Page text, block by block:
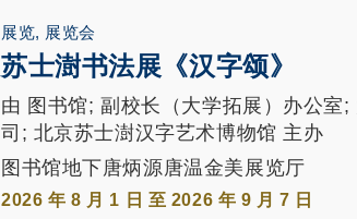
展览, 展览会
苏士澍书法展《汉字颂》
由 图书馆; 副校长（大学拓展）办公室
司; 北京苏士澍汉字艺术博物馆 主办
图书馆地下唐炳源唐温金美展览厅
2026 年 8 月 1 日 至 2026 年 9 月 7 日